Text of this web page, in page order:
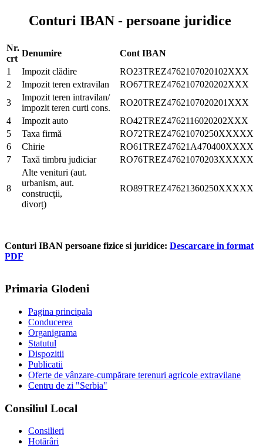
Conturi IBAN - persoane juridice
Nr.
crt
Denumire
Cont IBAN
1
Impozit clădire
RO23TREZ4762107020102XXX
2
Impozit teren extravilan
RO67TREZ4762107020202XXX
3
Impozit teren intravilan/
impozit teren curti cons.
RO20TREZ4762107020201XXX
4
Impozit auto
RO42TREZ4762116020202XXX
5
Taxa firmă
RO72TREZ47621070250XXXXX
6
Chirie
RO61TREZ47621A470400XXXX
7
Taxă timbru judiciar RO76TREZ47621070203XXXXX
8
Alte venituri (aut.
urbanism, aut.
construcții,
divorț)
RO89TREZ47621360250XXXXX
Conturi IBAN persoane fizice si juridice: Descarcare in format
PDF
Primaria Glodeni
Pagina principala
Conducerea
Organigrama
Statutul
Dispozitii
Publicatii
Oferte de vânzare-cumpărare terenuri agricole extravilane
Centru de zi "Serbia"
Consiliul Local
Consilieri
Hotărâri